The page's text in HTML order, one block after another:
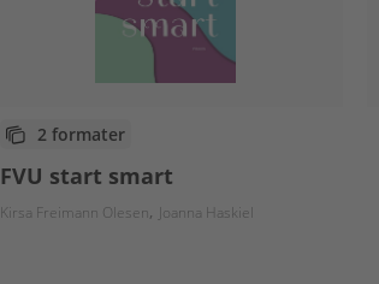
2 formater
FVU start smart
Kirsa Freimann Olesen Joanna Haskiel